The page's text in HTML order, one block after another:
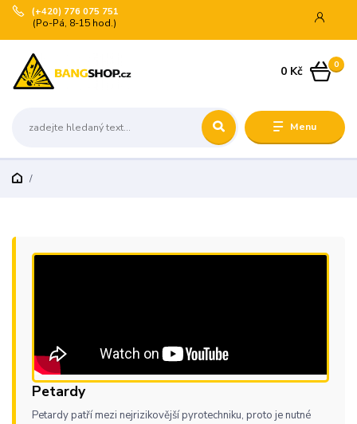
Menu
(+420) 776 075 751
(Po-Pá, 8-15 hod.)
0
0 Kč
Petardy
Petardy patří mezi nejrizikovější pyrotechniku, proto je nutné